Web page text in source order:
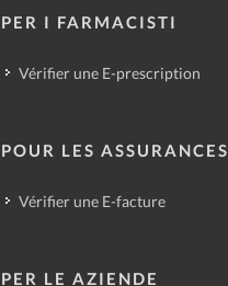
PER I FARMACISTI
Vérifier une E-prescription
POUR LES ASSURANCES
Vérifier une E-facture
PER LE AZIENDE